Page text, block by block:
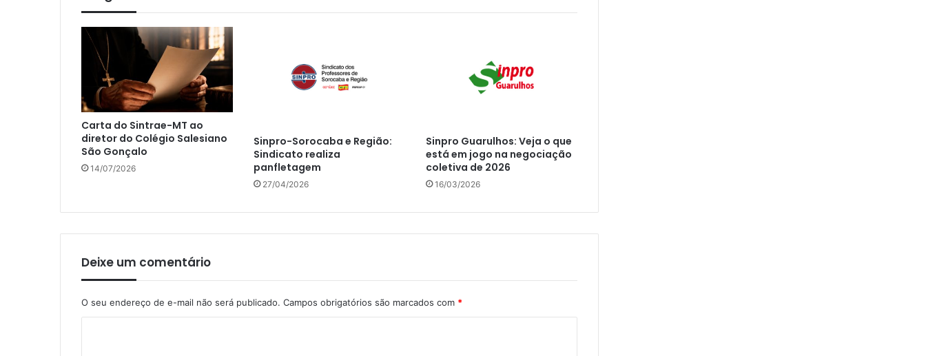
Carta do Sintrae-MT ao
diretor do Colégio Salesiano
São Gonçalo
14/07/2026
Sinpro-Sorocaba e Região:
Sindicato realiza
panfletagem
27/04/2026
Sinpro Guarulhos: Veja o que
está em jogo na negociação
coletiva de 2026
16/03/2026
Deixe um comentário
O seu endereço de e-mail não será publicado. Campos obrigatórios são marcados com *